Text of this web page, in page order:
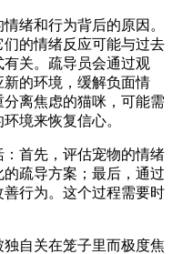
绪和行为背后的原因。
的情绪反应可能与过去
关。疏导员会通过观
的环境，缓解负面情
离焦虑的猫咪，可能需
境来恢复信心。
首先，评估宠物的情绪
疏导方案；最后，通过
行为。这个过程需要时
自关在笼子里而极度焦